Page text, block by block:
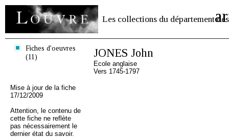
Les collections du département des
Fiches d'oeuvres
(11)
Mise à jour de la fiche
17/12/2009
Attention, le contenu de
cette fiche ne reflète
pas nécessairement le
dernier état du savoir.
JONES John
Ecole anglaise
Vers 1745-1797